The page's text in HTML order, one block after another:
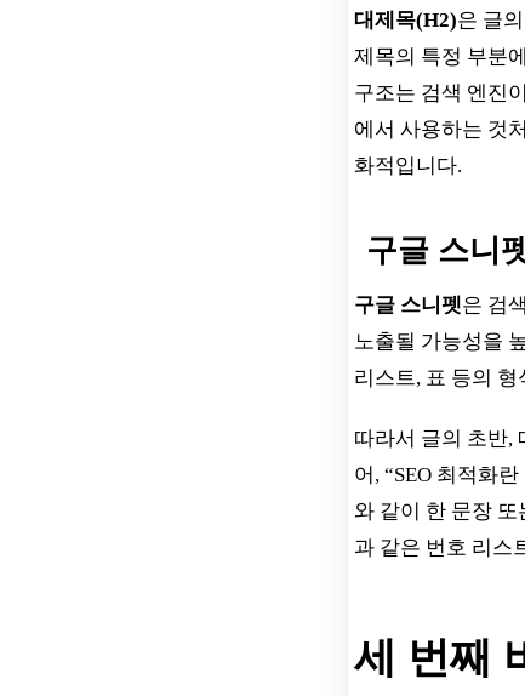
대제목(H2)은 글
제목의 특정 부분
구조는 검색 엔진
에서 사용하는 것
화적입니다.
구글 스니
구글 스니펫은 검
노출될 가능성을
리스트, 표 등의 형
따라서 글의 초반,
어, “SEO 최적화
와 같이 한 문장
과 같은 번호 리스
세 번째